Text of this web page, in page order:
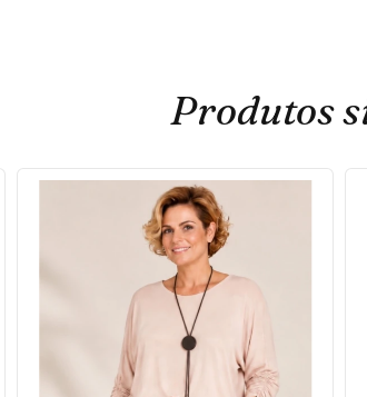
Produtos